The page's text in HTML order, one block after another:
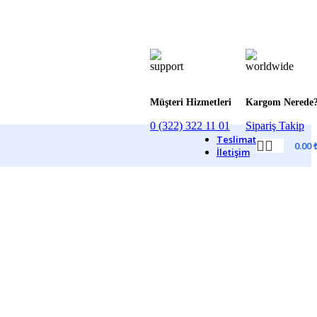
Müşteri Hizmetleri
0 (322) 322 11 01
Kargom
Sipariş Takip
Teslimat
İletişim
0.00